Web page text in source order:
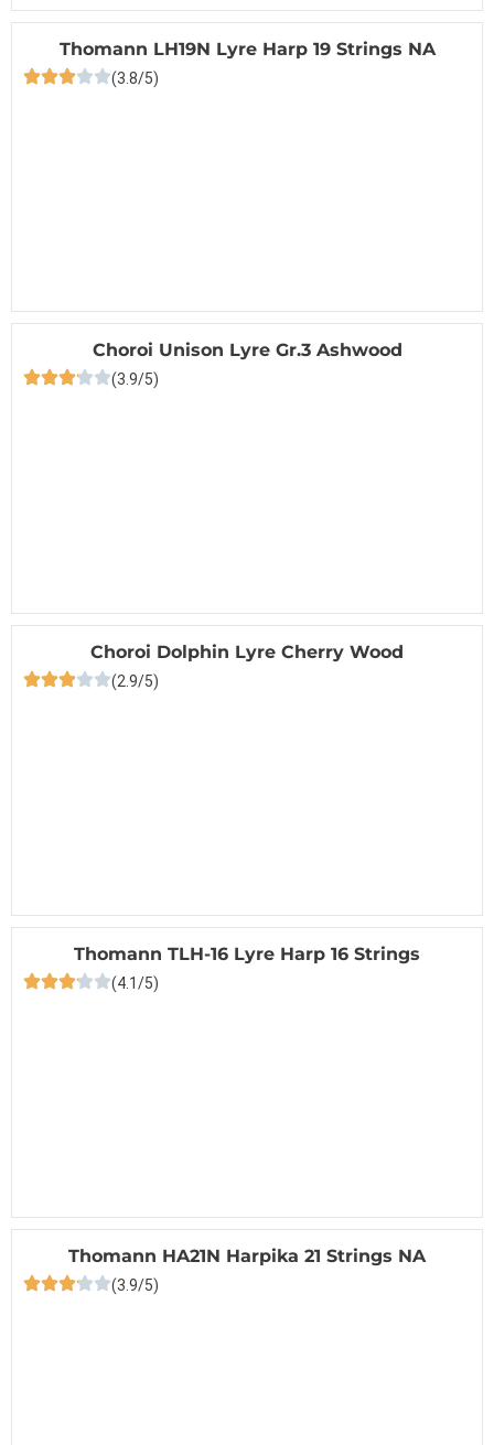
Thomann LH19N Lyre Harp 19 Strings NA
(3.8/5)
Choroi Unison Lyre Gr.3 Ashwood
(3.9/5)
Choroi Dolphin Lyre Cherry Wood
(2.9/5)
Thomann TLH-16 Lyre Harp 16 Strings
(4.1/5)
Thomann HA21N Harpika 21 Strings NA
(3.9/5)